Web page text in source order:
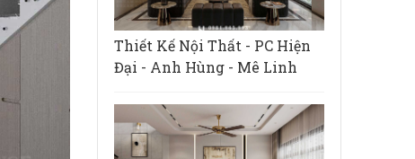
Thiết Kế Nội Thất - PC Hiện
Đại - Anh Hùng - Mê Linh